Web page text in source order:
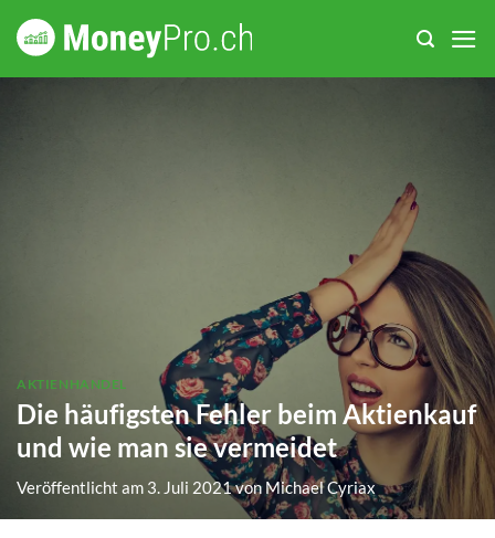
Zum
Inhalt
AKTIENHANDEL
Die häufigsten Fehler beim Aktienkauf
und wie man sie vermeidet
Veröffentlicht am 3. Juli 2021vonMichael Cyriax